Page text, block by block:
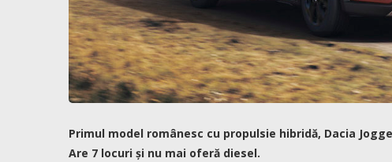
Primul model românesc cu propulsie hibridă, Dacia
Are 7 locuri și nu mai oferă diesel.